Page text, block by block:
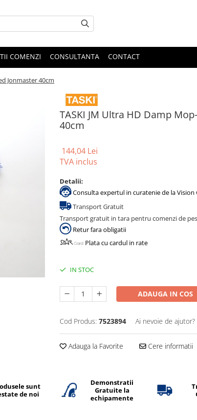
COMENZI CONSULTANTA CONTACT
Jonmaster 40cm
TASKI JM Ultra HD Damp
40cm
144,04 Lei
TVA inclus
Detalii:
Consulta expertul in curatenie de la
Transport Gratuit
Transport gratuit in tara pentru comenzi de
Retur fara obligatii
Plata cu cardul in rate
IN STOC
ADAUGA IN COS
Cod Produs: 7523894 Ai nevoie de ajutor?
Adauga la Favorite Cere informatii
sunt
de noi
Demonstratii
Gratuite la
echipamente